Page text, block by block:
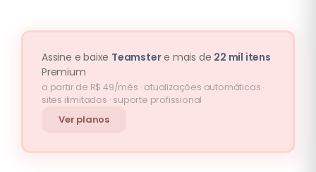
Assine e baixe Teamstere mais de 22 mil itens
Premium
a partir de R$ 49/mês · atualizações automáticas ·
sites ilimitados · suporte profissional
Ver planos